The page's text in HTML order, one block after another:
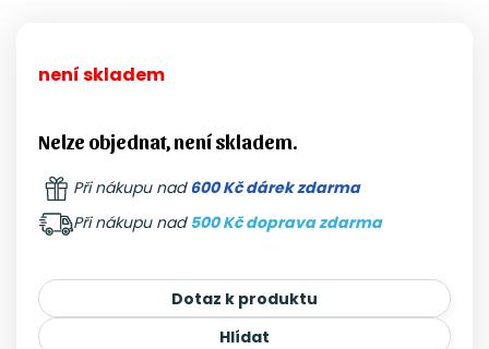
není skladem
Nelze objednat, není skladem.
Při nákupu nad600 Kč dárek zdarma
Při nákupu nad 500 Kč doprava zdarma
Dotaz k produktu
Hlídat